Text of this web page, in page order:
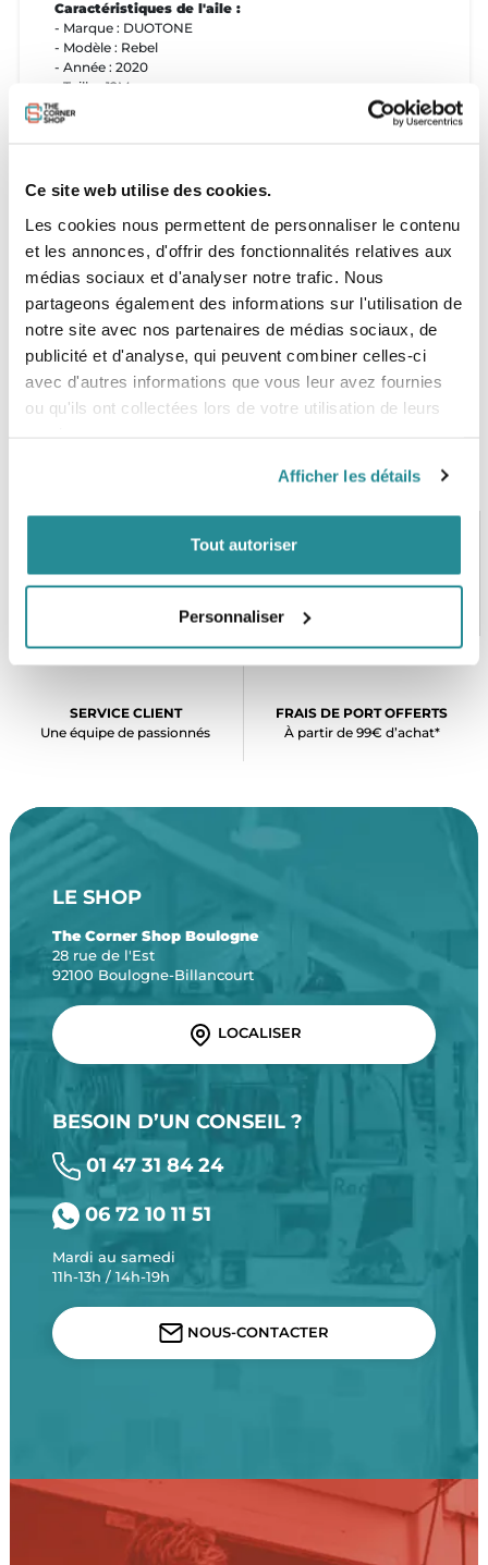
Ce site web utilise des cookies.
Les cookies nous permettent de personnaliser le contenu
et les annonces, d'offrir des fonctionnalités relatives aux
médias sociaux et d'analyser notre trafic. Nous
partageons également des informations sur l'utilisation de
notre site avec nos partenaires de médias sociaux, de
publicité et d'analyse, qui peuvent combiner celles-ci
avec d'autres informations que vous leur avez fournies
ou qu'ils ont collectées lors de votre utilisation de leurs
Afficher les détails
Tout autoriser
Personnaliser
Caractéristiques de l'aile :
- Marque : DUOTONE
- Modèle : Rebel
- Année : 2020
- Taille : 12M
- Couleur : Rouge
- Sac de transport : OUI
Commentaire
- La fermeture éclaire du sac est cassée
PAIEMENT SÉCURISÉ
CB, VISA, Mastercard, ALMA
STOCK EN TEMPS RÉEL
SERVICE CLIENT
Une équipe de passionnés
FRAIS DE PORT OFFERTS
À partir de 99€ d’achat*
LE SHOP
The Corner Shop Boulogne
28 rue de l'Est
92100 Boulogne-Billancourt
LOCALISER
BESOIN D’UN CONSEIL ?
01 47 31 84 24
06 72 10 11 51
Mardi au samedi
11h-13h / 14h-19h
NOUS-CONTACTER